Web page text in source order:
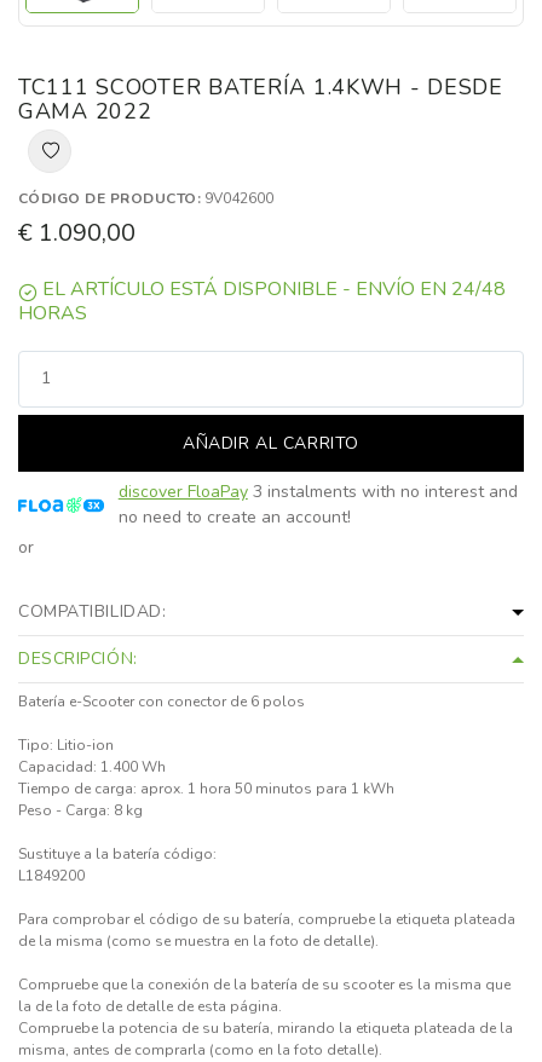
TC111 SCOOTER BATERÍA 1.4KWH - DESDE
GAMA 2022
CÓDIGO DE PRODUCTO: 9V042600
€ 1.090,00
EL ARTÍCULO ESTÁ DISPONIBLE - ENVÍO EN 24/48
HORAS
AÑADIR AL CARRITO
discover FloaPay3 instalments with no interest and
no need to create an account!
or
COMPATIBILIDAD:
DESCRIPCIÓN:
Batería e-Scooter con conector de 6 polos
Tipo: Litio-ion
Capacidad: 1.400 Wh
Tiempo de carga: aprox. 1 hora 50 minutos para 1 kWh
Peso - Carga: 8 kg
Sustituye a la batería código:
L1849200
Para comprobar el código de su batería, compruebe la etiqueta plateada
de la misma (como se muestra en la foto de detalle).
Compruebe que la conexión de la batería de su scooter es la misma que
la de la foto de detalle de esta página.
Compruebe la potencia de su batería, mirando la etiqueta plateada de la
misma, antes de comprarla (como en la foto detalle).